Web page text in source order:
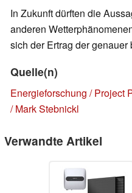
In Zukunft dürften die
anderen
sich der Ertrag der genauer
Quelle(n)
Energieforschung / Project
/ Mark Stebnickl
Verwandte Artikel